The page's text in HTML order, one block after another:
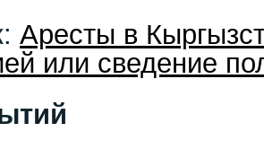
Аресты в
или сведение